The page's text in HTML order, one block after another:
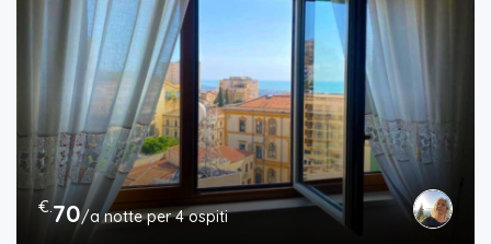
€.70/a notte per 4 ospiti